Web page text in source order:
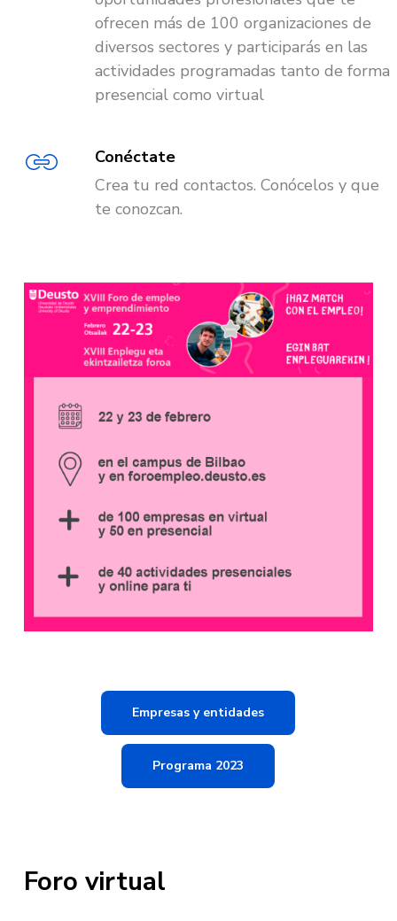
ofrecen más de 100 organizaciones de
diversos sectores y participarás en las
actividades programadas tanto de forma
presencial como virtual
Conéctate
Crea tu red contactos. Conócelos y que
te conozcan.
Empresas y entidades
Programa 2023
Foro virtual